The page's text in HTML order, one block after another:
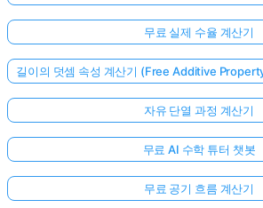
무료 실제 수율 계산기
길이의 덧셈 속성 계산기 (Free Additive
자유 단열 과정 계산기
무료 AI 수학 튜터 챗봇
무료 공기 흐름 계산기